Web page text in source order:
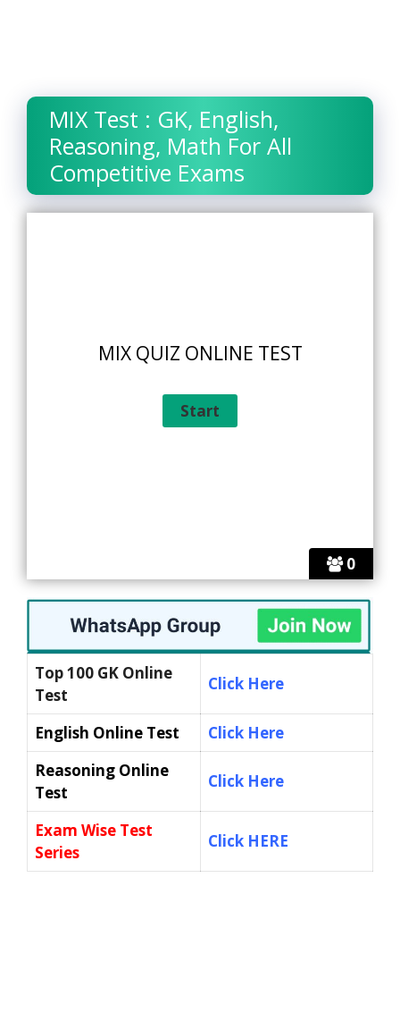
MIX Test : GK, English,
Reasoning, Math For All
Competitive Exams
0
MIX QUIZ ONLINE TEST
Top 100 GK Online
Test
Click Here
English Online Test
Click Here
Reasoning Online
Test
Click Here
Exam Wise Test
Series
Click HERE